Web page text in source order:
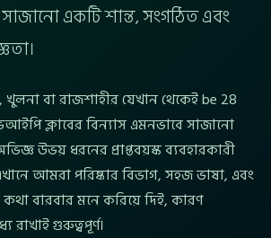
একটি শান্ত, সংগঠিত এবং
খুলনা বা রাজশাহীর যেখান থেকেই be 28
ক্লাবের বিন্যাস এমনভাবে সাজানো
উভয় ধরনের প্রাপ্তবয়স্ক ব্যবহারকারী
আমরা পরিষ্কার বিভাগ, সহজ ভাষা, এবং
কথা বারবার মনে করিয়ে দিই, কারণ
রাখাই গুরুত্বপূর্ণ।